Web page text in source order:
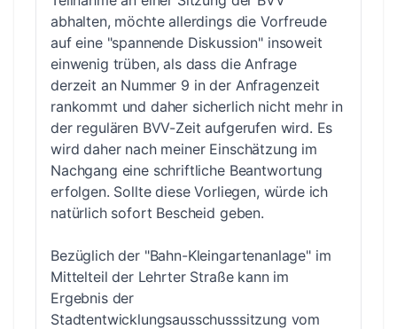
abhalten, möchte allerdings die Vorfreude
auf eine "spannende Diskussion" insoweit
einwenig trüben, als dass die Anfrage
derzeit an Nummer 9 in der Anfragenzeit
rankommt und daher sicherlich nicht mehr in
der regulären BVV-Zeit aufgerufen wird. Es
wird daher nach meiner Einschätzung im
Nachgang eine schriftliche Beantwortung
erfolgen. Sollte diese Vorliegen, würde ich
natürlich sofort Bescheid geben.
Bezüglich der "Bahn-Kleingartenanlage" im
Mittelteil der Lehrter Straße kann im
Ergebnis der
Stadtentwicklungsausschusssitzung vom